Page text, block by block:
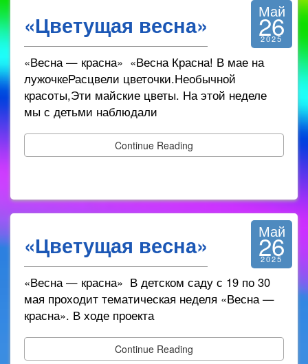
«Цветущая весна» Май
26
2025
«Весна — красна» «Весна Красна! В мае на
лужочкеРасцвели цветочки.Необычной
красоты,Эти майские цветы. На этой неделе
мы с детьми наблюдали
Continue Reading
«Цветущая весна» Май
26
2025
«Весна — красна» В детском саду с 19 по 30
мая проходит тематическая неделя «Весна —
красна». В ходе проекта
Continue Reading